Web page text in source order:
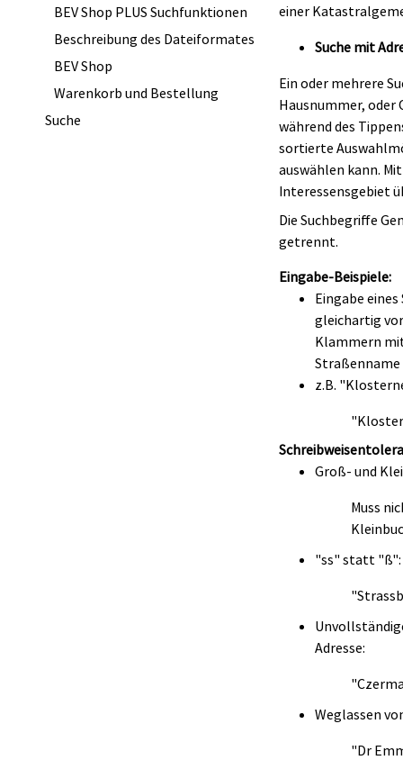
BEV Shop PLUS Suchfunktionen
Beschreibung des Dateiformates
BEV Shop
Warenkorb und Bestellung
Suche
einer
Suche mit
Ein oder mehrere
Hausnummer, oder
während des
sortierte
auswählen kann.
Interessensgebiet
Die Suchbegriffe
getrennt.
Eingabe-Beispiele:
Eingabe
gleichartig
Klammern
Straßenname
z.B.
Groß- und
Muss
"ss" statt "ß":
Adresse:
Weglassen
"Dr